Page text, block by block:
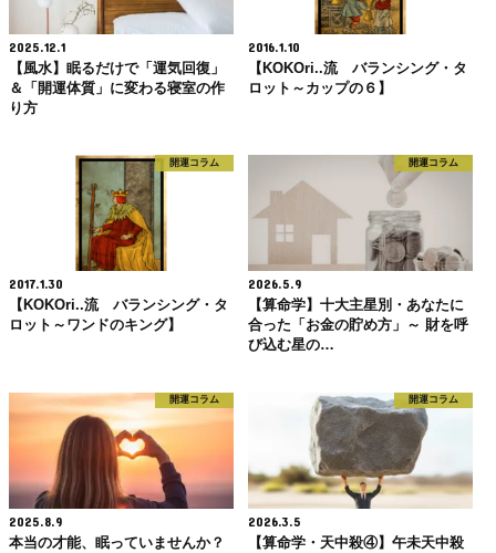
2025.12.1
【風水】眠るだけで「運気回復」
＆「開運体質」に変わる寝室の作
り方
2016.1.10
【KOKOri..流 バランシング・タ
ロット～カップの６】
開運コラム
2017.1.30
【KOKOri..流 バランシング・タ
ロット～ワンドのキング】
開運コラム
2026.5.9
【算命学】十大主星別・あなたに
合った「お金の貯め方」～ 財を呼
び込む星の…
開運コラム
2025.8.9
本当の才能、眠っていませんか？
開運コラム
2026.3.5
【算命学・天中殺④】午未天中殺